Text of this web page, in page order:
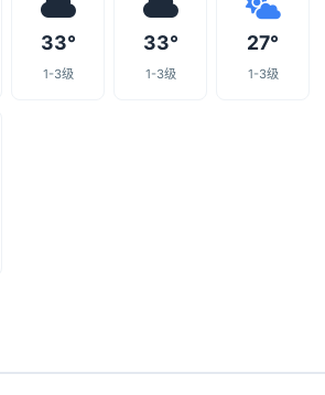
33°
1-3级
33°
1-3级
27°
1-3级